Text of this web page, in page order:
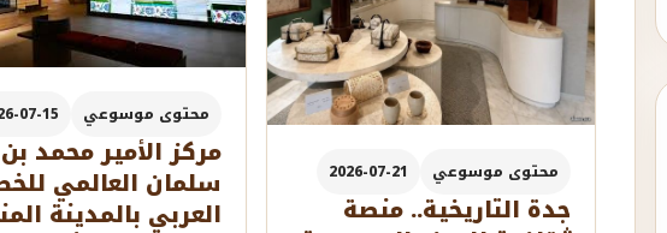
محتوى موسوعي 2026-07-21
جدة التاريخية.. منصة
محتوى موسوعي 07-15
مركز الأمير محمد بن
سلمان العالمي
العربي بالمدينة